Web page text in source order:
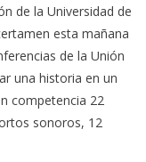
de la Universidad de
esta mañana
de la Unión
una historia en un
competencia 22
sonoros, 12